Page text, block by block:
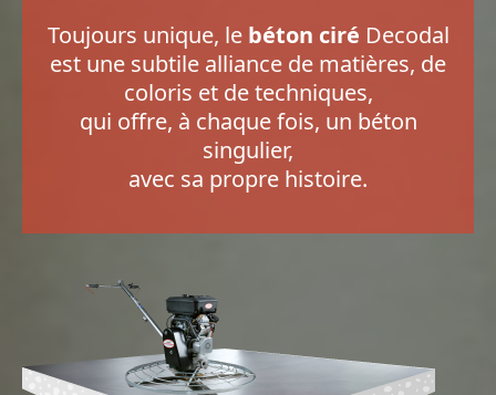
Toujours unique, le béton ciré Decodal
est une subtile alliance de matières, de
coloris et de techniques,
qui offre, à chaque fois, un béton
singulier,
avec sa propre histoire.